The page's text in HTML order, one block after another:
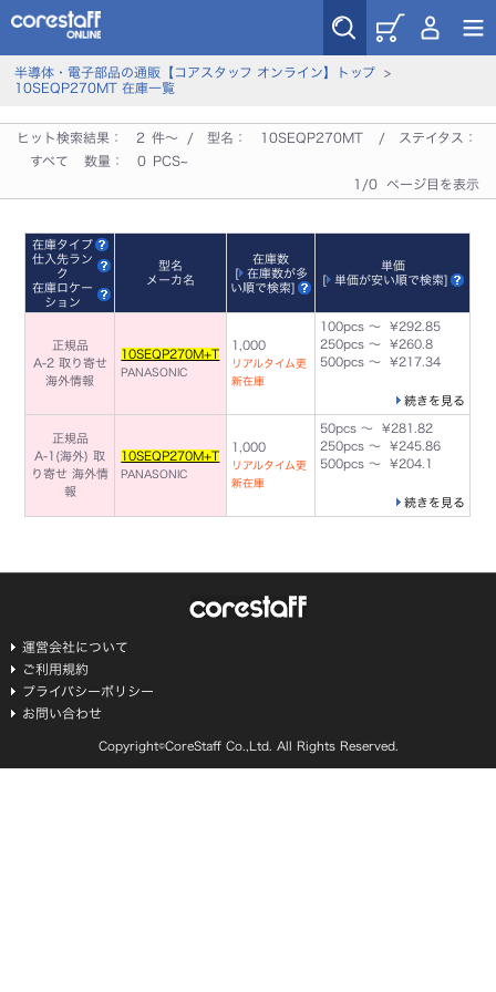
半導体・電子部品の通販【コアスタッフ オンライン】トップ>
10SEQP270MT 在庫一覧
ヒット検索結果： 2 件～ / 型名： 10SEQP270MT
/ ステイタス：
すべて
数量： 0 PCS~
1/0 ページ目を表示
在庫タイプ
仕入先ラン
ク
在庫ロケー
ション
型名
メーカ名
在庫数
[
在庫数が多
い順で検索]
単価
[
単価が安い順で検索]
正規品
A-2 取り寄せ
海外情報
10SEQP270M+T
PANASONIC
1,000
リアルタイム更
新在庫
100pcs ～ ¥292.85
250pcs ～ ¥260.8
500pcs ～ ¥217.34
続きを見る
正規品
A-1(海外) 取
り寄せ海外情
報
10SEQP270M+T
PANASONIC
1,000
リアルタイム更
新在庫
50pcs ～ ¥281.82
250pcs ～ ¥245.86
500pcs ～ ¥204.1
続きを見る
運営会社について
ご利用規約
プライバシーポリシー
お問い合わせ
Copyright©CoreStaff Co.,Ltd. All Rights Reserved.